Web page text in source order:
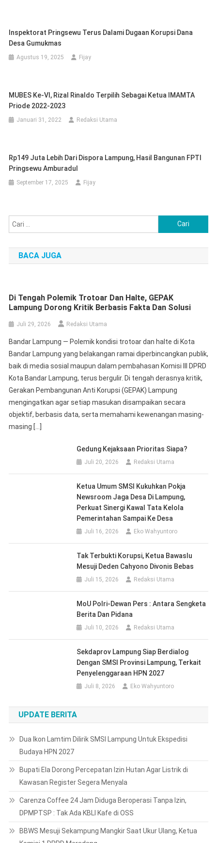
Inspektorat Pringsewu Terus Dalami Dugaan Korupsi Dana
Desa Gumukmas
Agustus 19, 2025 Fijay
MUBES Ke-VI, Rizal Rinaldo Terpilih Sebagai Ketua IMAMTA
Priode 2022-2023
Januari 31, 2022 Redaksi Utama
Rp149 Juta Lebih Dari Dispora Lampung, Hasil Bangunan FPTI
Pringsewu Amburadul
September 17, 2025 Fijay
untuk:
BACA JUGA
Di Tengah Polemik Trotoar Dan Halte, GEPAK
Lampung Dorong Kritik Berbasis Fakta Dan Solusi
Juli 29, 2026 Redaksi Utama
Bandar Lampung — Polemik kondisi trotoar dan halte di Kota
Bandar Lampung yang belakangan ramai diperbincangkan publik,
baik di media sosial maupun dalam pembahasan Komisi III DPRD
Kota Bandar Lampung, terus bergulir. Di tengah derasnya kritik,
Gerakan Pembangunan Anti Korupsi (GEPAK) Lampung
mengingatkan agar setiap masukan disampaikan secara
objektif, berbasis data, serta memahami kewenangan masing-
masing […]
Gedung Kejaksaan Prioritas Siapa?
Juli 20, 2026 Redaksi Utama
Ketua Umum SMSI Kukuhkan Pokja
Newsroom Jaga Desa Di Lampung,
Perkuat Sinergi Kawal Tata Kelola
Pemerintahan Sampai Ke Desa
Juli 16, 2026 Eko Wahyuntoro
Tak Terbukti Korupsi, Ketua Bawaslu
Mesuji Deden Cahyono Divonis Bebas
Juli 15, 2026 Redaksi Utama
MoU Polri-Dewan Pers : Antara Sengketa
Berita Dan Pidana
Juli 10, 2026 Redaksi Utama
Sekdaprov Lampung Siap Berdialog
Dengan SMSI Provinsi Lampung, Terkait
Penyelenggaraan HPN 2027
Juli 8, 2026 Eko Wahyuntoro
UPDATE BERITA
Dua Ikon Lamtim Dilirik SMSI Lampung Untuk Ekspedisi
Budaya HPN 2027
Bupati Ela Dorong Percepatan Izin Hutan Agar Listrik di
Kawasan Register Segera Menyala
Carenza Coffee 24 Jam Diduga Beroperasi Tanpa Izin,
DPMPTSP : Tak Ada KBLI Kafe di OSS
BBWS Mesuji Sekampung Mangkir Saat Ukur Ulang, Ketua